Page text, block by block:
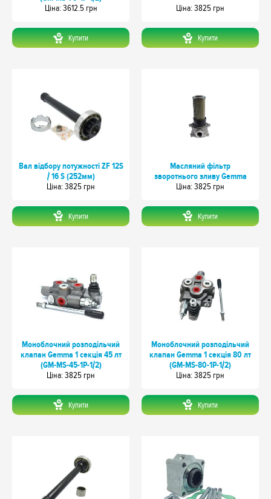
Цiна: 3612.5 грн
Купити
Цiна: 3825 грн
Купити
Вал відбору потужності ZF 12S
/ 16 S (252мм)
Цiна: 3825 грн
Купити
Масляний фільтр
зворотнього зливу Gemma
Цiна: 3825 грн
Купити
Моноблочний розподільчий
клапан Gemma 1 секція 45 лт
(GM-MS-45-1P-1/2)
Цiна: 3825 грн
Купити
Моноблочний розподільчий
клапан Gemma 1 секція 80 лт
(GM-MS-80-1P-1/2)
Цiна: 3825 грн
Купити